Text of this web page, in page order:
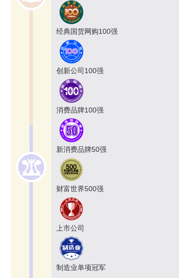
经典国货网购100强
创新公司100强
消费品牌100强
新消费品牌50强
财富世界500强
上市公司
制造业单项冠军